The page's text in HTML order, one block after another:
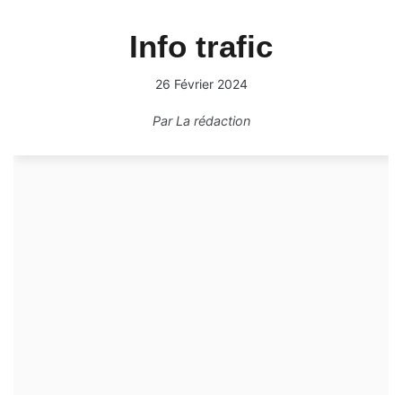
Info trafic
26 Février 2024
ParLa rédaction